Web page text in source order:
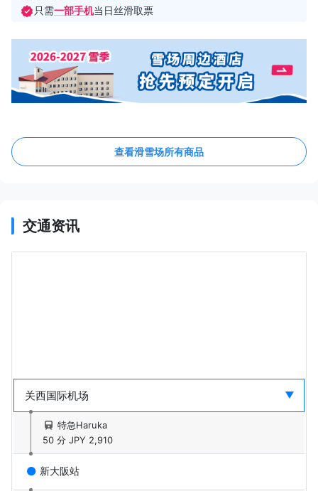
只需一部手机当日丝滑取票
查看滑雪场所有商品
交通资讯
特急Haruka
50 分 JPY 2,910
新大阪站